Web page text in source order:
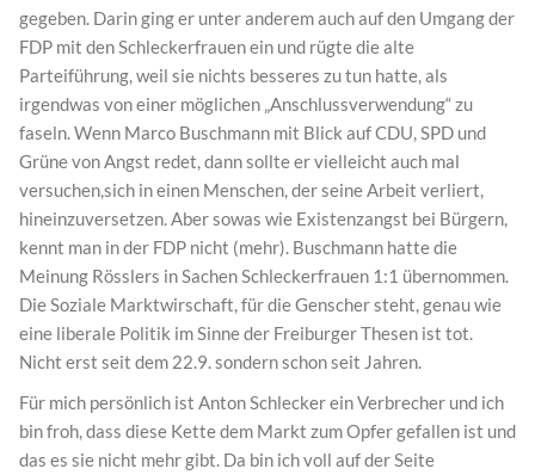
gegeben. Darin ging er unter anderem auch auf den Umgang der
FDP mit den Schleckerfrauen ein und rügte die alte
Parteiführung, weil sie nichts besseres zu tun hatte, als
irgendwas von einer möglichen „Anschlussverwendung“ zu
faseln. Wenn Marco Buschmann mit Blick auf CDU, SPD und
Grüne von Angst redet, dann sollte er vielleicht auch mal
versuchen,sich in einen Menschen, der seine Arbeit verliert,
hineinzuversetzen. Aber sowas wie Existenzangst bei Bürgern,
kennt man in der FDP nicht (mehr). Buschmann hatte die
Meinung Rösslers in Sachen Schleckerfrauen 1:1 übernommen.
Die Soziale Marktwirschaft, für die Genscher steht, genau wie
eine liberale Politik im Sinne der Freiburger Thesen ist tot.
Nicht erst seit dem 22.9. sondern schon seit Jahren.
Für mich persönlich ist Anton Schlecker ein Verbrecher und ich
bin froh, dass diese Kette dem Markt zum Opfer gefallen ist und
das es sie nicht mehr gibt. Da bin ich voll auf der Seite